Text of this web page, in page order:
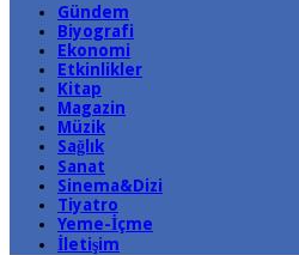
Gündem
Biyografi
Ekonomi
Etkinlikler
Kitap
Magazin
Müzik
Sağlık
Sanat
Sinema&Dizi
Tiyatro
Yeme-İçme
İletişim